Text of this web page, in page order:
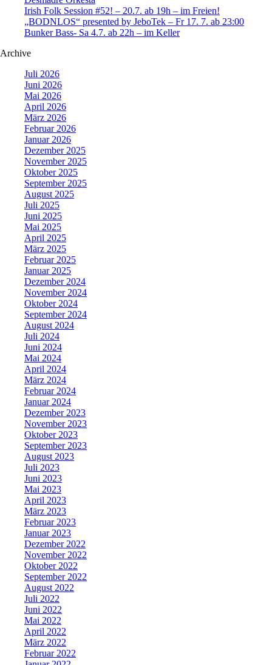
Irish Folk Session #52! – 20.7. ab 19h – im Freien!
„BODNLOS“ presented by JeboTek – Fr 17. 7. ab 23:00
Bunker Bass- Sa 4.7. ab 22h – im Keller
Archive
Juli 2026
Juni 2026
Mai 2026
April 2026
März 2026
Februar 2026
Januar 2026
Dezember 2025
November 2025
Oktober 2025
September 2025
August 2025
Juli 2025
Juni 2025
Mai 2025
April 2025
März 2025
Februar 2025
Januar 2025
Dezember 2024
November 2024
Oktober 2024
September 2024
August 2024
Juli 2024
Juni 2024
Mai 2024
April 2024
März 2024
Februar 2024
Januar 2024
Dezember 2023
November 2023
Oktober 2023
September 2023
August 2023
Juli 2023
Juni 2023
Mai 2023
April 2023
März 2023
Februar 2023
Januar 2023
Dezember 2022
November 2022
Oktober 2022
September 2022
August 2022
Juli 2022
Juni 2022
Mai 2022
April 2022
März 2022
Februar 2022